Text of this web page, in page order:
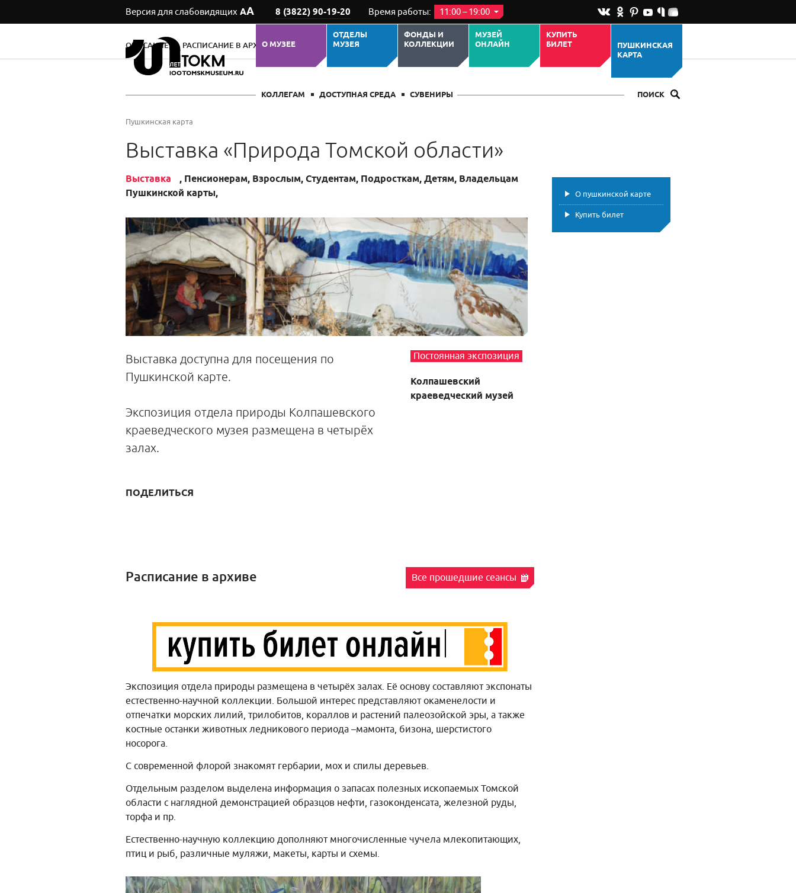
Версия для слабовидящих АА 8 (3822) 90-19-20 Время работы: 11:00 – 19:00
О МУЗЕЕ
ОТДЕЛЫ
МУЗЕЯ
ФОНДЫ И
КОЛЛЕКЦИИ
МУЗЕЙ
ОНЛАЙН
КУПИТЬ
БИЛЕТ
ПУШКИНСКАЯ
КАРТА
КОЛЛЕГАМ ДОСТУПНАЯ СРЕДА СУВЕНИРЫ ПОИСК
Пушкинская карта
Выставка «Природа Томской области»
О пушкинской карте
Купить билет
Выставка
, Пенсионерам, Взрослым, Студентам, Подросткам, Детям, Владельцам
Пушкинской карты,
Выставка доступна для посещения по
Пушкинской карте.
Экспозиция отдела природы Колпашевского
краеведческого музея размещена в четырёх
залах.
Постоянная экспозиция
Колпашевский
краеведческий музей
ПОДЕЛИТЬСЯ
ОПИСАНИЕ РАСПИСАНИЕ В АРХИВЕ О МЕРОПРИЯТИИ ПОХОЖИЕ СОБЫТИЯ
Все прошедшие сеансы
Расписание в архиве
Экспозиция отдела природы размещена в четырёх залах. Её основу составляют экспонаты
естественно-научной коллекции. Большой интерес представляют окаменелости и
отпечатки морских лилий, трилобитов, кораллов и растений палеозойской эры, а также
костные останки животных ледникового периода –мамонта, бизона, шерстистого
носорога.
С современной флорой знакомят гербарии, мох и спилы деревьев.
Отдельным разделом выделена информация о запасах полезных ископаемых Томской
области с наглядной демонстрацией образцов нефти, газоконденсата, железной руды,
торфа и пр.
Естественно-научную коллекцию дополняют многочисленные чучела млекопитающих,
птиц и рыб, различные муляжи, макеты, карты и схемы.